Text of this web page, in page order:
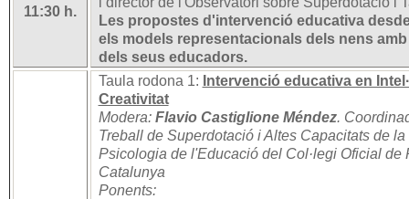
11:30 h.
Les propostes d'intervenció educativa
els models representacionals dels nens
dels seus educadors.
Taula rodona 1: Intervenció educativa en
Creativitat
Modera: Flavio Castiglione Méndez.
Treball de Superdotació i Altes Capacitats de
Psicologia de l'Educació del Col·legi Oficial de
Catalunya
Ponents: